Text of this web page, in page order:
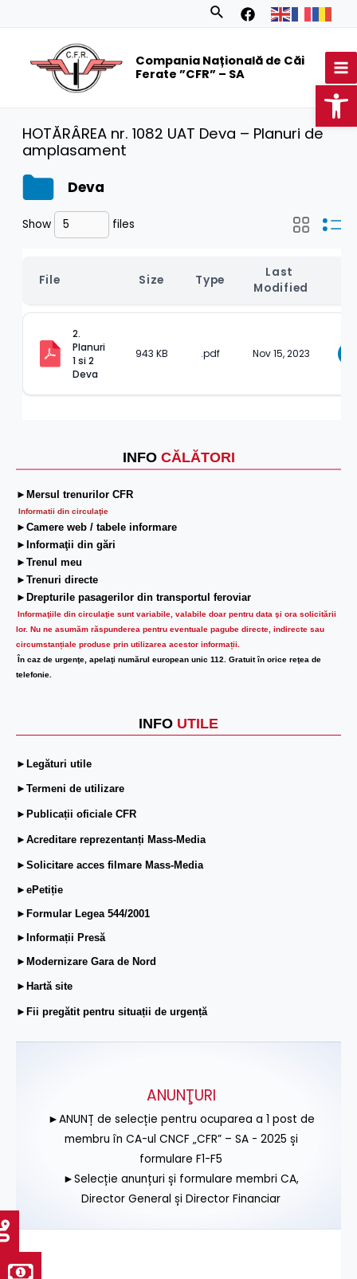
Search
Compania Națională de Căi
Ferate ”CFR” – SA
INFO CĂLĂTORI
►Mersul trenurilor CFR
Informatii din circulaţie
►Camere web / tabele informare
►Informaţii din gări
►Trenul meu
►Trenuri directe
►Drepturile pasagerilor din transportul feroviar
Informaţiile din circulaţie sunt variabile, valabile doar pentru data şi ora solicitării
lor. Nu ne asumăm răspunderea pentru eventuale pagube directe, indirecte sau
circumstanțiale produse prin utilizarea acestor informații.
În caz de urgenţe, apelaţi numărul european unic 112. Gratuit în orice reţea de
telefonie.
INFO UTILE
►Legături utile
►Termeni de utilizare
►Publicații oficiale CFR
►Acreditare reprezentanți Mass-Media
►Solicitare acces filmare Mass-Media
►ePetiție
►Formular Legea 544/2001
►Informații Presă
►Modernizare Gara de Nord
►Hartă site
►Fii pregătit pentru situații de urgență
HOTĂRÂREA nr. 1082 UAT Deva – Planuri de
amplasament
Deva
Show files
File Size Type
Last
Modified
2.
Planuri
1 si 2
Deva
943 KB .pdf Nov 15, 2023
ANUNŢURI
►ANUNȚ de selecție pentru ocuparea a 1 post de
membru în CA-ul CNCF „CFR” – SA - 2025 și
formulare F1-F5
►Selecție anunțuri și formulare membri CA,
Director General și Director Financiar